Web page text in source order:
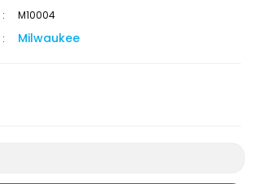
M10004
Milwaukee